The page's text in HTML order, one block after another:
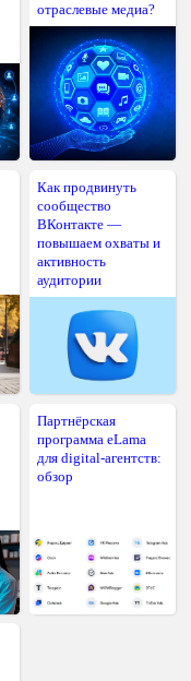
отраслевые медиа?
Как продвинуть
сообщество
ВКонтакте —
повышаем охваты и
активность
аудитории
Партнёрская
программа eLama
для digital-агентств:
обзор